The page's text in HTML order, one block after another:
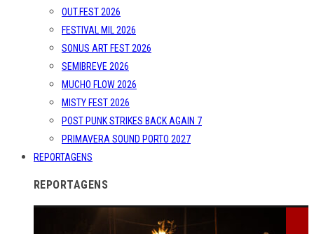
OUT.FEST 2026
FESTIVAL MIL 2026
SONUS ART FEST 2026
SEMIBREVE 2026
MUCHO FLOW 2026
MISTY FEST 2026
POST PUNK STRIKES BACK AGAIN 7
PRIMAVERA SOUND PORTO 2027
REPORTAGENS
REPORTAGENS